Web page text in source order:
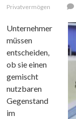
Privatvermögen
Unternehmer
müssen
entscheiden,
ob sie einen
gemischt
nutzbaren
Gegenstand
im